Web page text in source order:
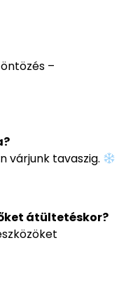
–
várjunk tavaszig.
átültetéskor?